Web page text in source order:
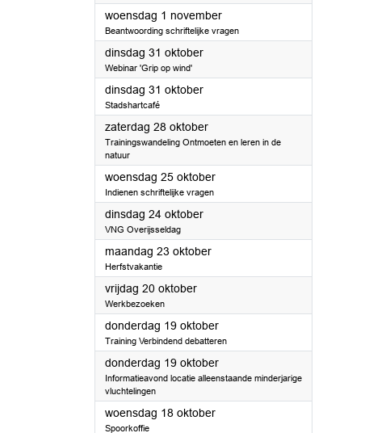
woensdag 1 november2023
Beantwoording schriftelijke vragen
dinsdag 31 oktober2023
Webinar 'Grip op wind'
dinsdag 31 oktober2023
Stadshartcafé
zaterdag 28 oktober2023
Trainingswandeling Ontmoeten en leren in de
natuur
woensdag 25 oktober2023
Indienen schriftelijke vragen
dinsdag 24 oktober2023
VNG Overijsseldag
maandag 23 oktober2023
Herfstvakantie
vrijdag 20 oktober2023
Werkbezoeken
donderdag 19 oktober2023
Training Verbindend debatteren
donderdag 19 oktober2023
Informatieavond locatie alleenstaande minderjarige
vluchtelingen
woensdag 18 oktober2023
Spoorkoffie